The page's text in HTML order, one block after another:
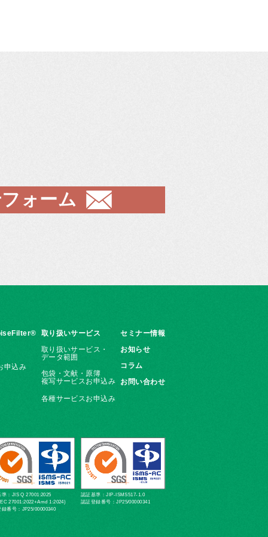
ォーム
申込み
取り扱いサービス
取り扱いサービス・
データ範囲
包袋・文献・原簿
複写サービスお申込み
各種サービスお申込み
セミナー情報
お知らせ
コラム
お問い合わせ
準：JIS Q 27001:2025
27001:2022+Amd 1:2024)
録番号：JP25/00000340
認証基準：JIP-ISMS517-1.0
認証登録番号：JP25/00000341